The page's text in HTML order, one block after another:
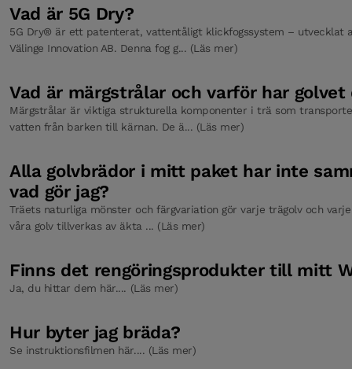
Spray Mop
Vad är 5G Dry?
5G Dry® är ett patenterat, vattentåligt klickfogssystem – utvecklat
Välinge Innovation AB. Denna fog g... (Läs mer)
Vad är märgstrålar och varför har golvet
Märgstrålar är viktiga strukturella komponenter i trä som
vatten från barken till kärnan. De ä... (Läs mer)
Alla golvbrädor i mitt paket har inte
vad gör jag?
Träets naturliga mönster och färgvariation gör varje trägolv och
våra golv tillverkas av äkta ... (Läs mer)
Finns det rengöringsprodukter till mitt
Ja, du hittar dem här.... (Läs mer)
Hur byter jag bräda?
Se instruktionsfilmen här.... (Läs mer)